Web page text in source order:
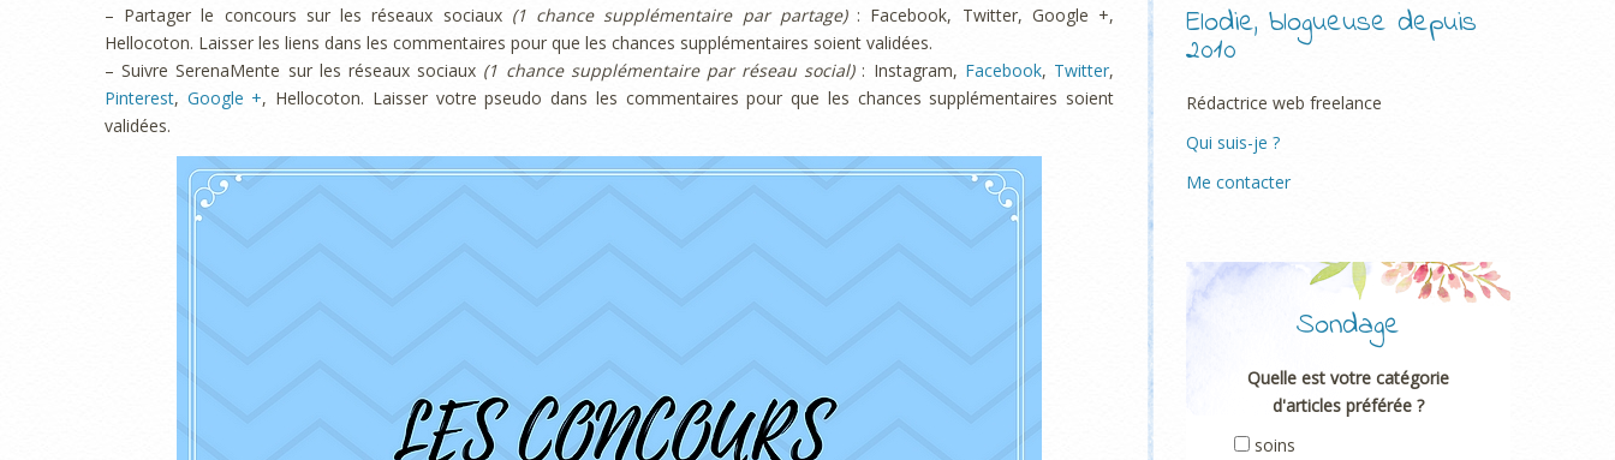
– Partager le concours sur les réseaux sociaux (1 chance supplémentaire par partage): Facebook, Twitter, Google +,
Hellocoton. Laisser les liens dans les commentaires pour que les chances supplémentaires soient validées.
– Suivre SerenaMente sur les réseaux sociaux (1 chance supplémentaire par réseau social): Instagram, Facebook, Twitter,
Pinterest, Google +, Hellocoton. Laisser votre pseudo dans les commentaires pour que les chances supplémentaires soient
validées.
Elodie, blogueuse depuis
2010
Rédactrice web freelance
Qui suis-je ?
Me contacter
Sondage
Quelle est votre catégorie
d'articles préférée ?
soins